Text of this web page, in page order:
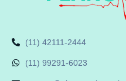
(11) 42111-2444
(11) 99291-6023